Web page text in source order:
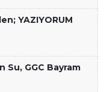
YAZIYORUM
Su, GGC Bayram